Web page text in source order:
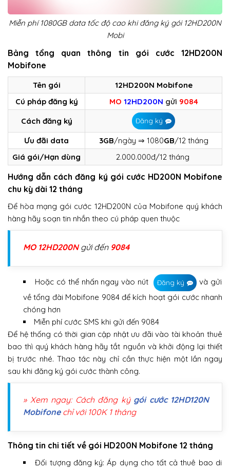
Miễn phí 1080GB data tốc độ cao khi đăng ký gói 12HD200N
Mobi
Bảng tổng quan thông tin gói cước 12HD200N
Mobifone
Tên gói
12HD200N Mobifone
Cú pháp đăng ký
MO 12HD200N gửi 9084
Cách đăng ký
Đăng ký
Ưu đãi data 3GB/ngày ⇒ 1080GB/12 tháng
Giá gói/Hạn dùng
2.000.000đ/12 tháng
Hướng dẫn cách đăng ký gói cước HD200N Mobifone
chu kỳ dài 12 tháng
Để hòa mạng gói cước 12HD200N của Mobifone quý khách
hàng hãy soạn tin nhắn theo cú pháp quen thuộc
MO 12HD200Ngửi đến 9084
Hoặc có thể nhấn ngay vào nút Đăng ký
và gửi
về tổng đài Mobifone 9084 để kích hoạt gói cước nhanh
chóng hơn
Miễn phí cước SMS khi gửi đến 9084
Để hệ thống có thời gian cập nhật ưu đãi vào tài khoản thuê
bao thì quý khách hàng hãy tắt nguồn và khởi động lại thiết
bị trước nhé. Thao tác này chỉ cần thực hiện một lần ngay
sau khi đăng ký gói cước thành công.
» Xem ngay: Cách đăng ký gói cước 12HD120N
Mobifonechỉ với 100K 1 tháng
Thông tin chi tiết về gói HD200N Mobifone 12 tháng
Đối tượng đăng ký: Áp dụng cho tất cả thuê bao di